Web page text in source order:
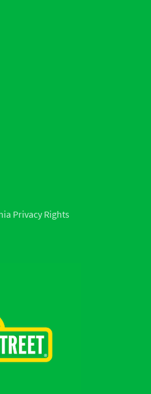
Privacy Rights